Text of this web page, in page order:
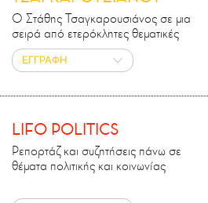
Ο Στάθης Τσαγκαρουσιάνος σε μια
σειρά από ετερόκλητες θεματικές
ΕΓΓΡΑΦΗ
LIFO POLITICS
Ρεπορτάζ και συζητήσεις πάνω σε
θέματα πολιτικής και κοινωνίας